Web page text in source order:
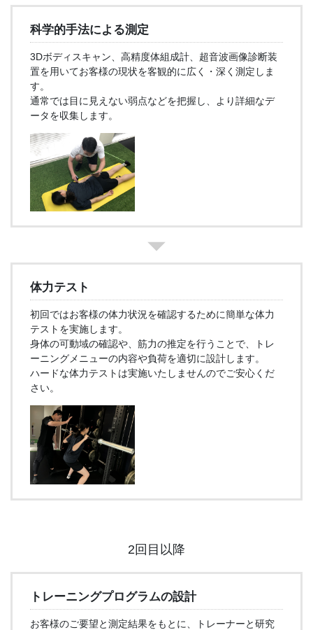
科学的手法による測定
3Dボディスキャン、高精度体組成計、超音波画像診断装
置を用いてお客様の現状を客観的に広く・深く測定しま
す。
通常では目に見えない弱点などを把握し、より詳細なデ
ータを収集します。
体力テスト
初回ではお客様の体力状況を確認するために簡単な体力
テストを実施します。
身体の可動域の確認や、筋力の推定を行うことで、トレ
ーニングメニューの内容や負荷を適切に設計します。
ハードな体力テストは実施いたしませんのでご安心くだ
さい。
2回目以降
トレーニングプログラムの設計
お客様のご要望と測定結果をもとに、トレーナーと研究